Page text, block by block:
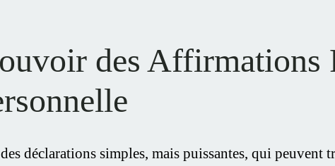
des Affirmations
déclarations simples, mais puissantes, qui peuvent